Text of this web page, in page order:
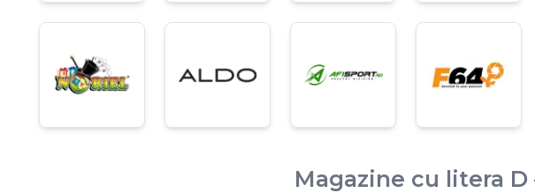
Magazine cu litera